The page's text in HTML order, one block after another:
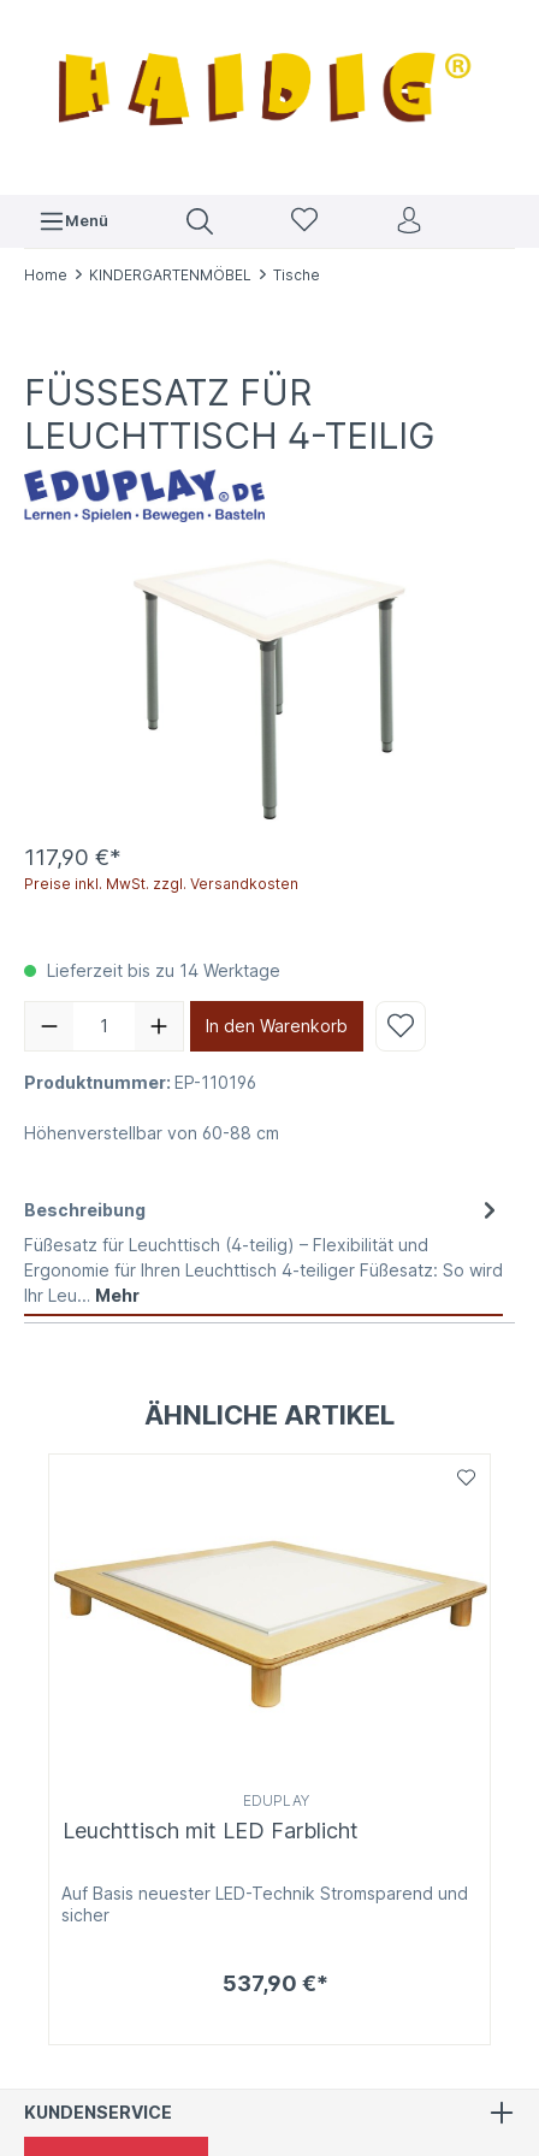
Menü
Home KINDERGARTENMÖBEL Tische
FÜSSESATZ FÜR L
EUCHTTISCH 4-TEILIG
117,90 €*
Preise inkl. MwSt. zzgl. Versandkosten
Lieferzeit bis zu 14 Werktage
In den Warenkorb
Produktnummer: EP-110196
Höhenverstellbar von 60-88 cm
Beschreibung
Füßesatz für Leuchttisch (4-teilig) – Flexibilität und
Ergonomie für Ihren Leuchttisch 4-teiliger Füßesatz: So wird
Ihr Leu… Mehr
ÄHNLICHE ARTIKEL
EDUPLAY
Leuchttisch mit LED Farblicht
Auf Basis neuester LED-Technik Stromsparend und
sicher
537,90 €*
KUNDENSERVICE